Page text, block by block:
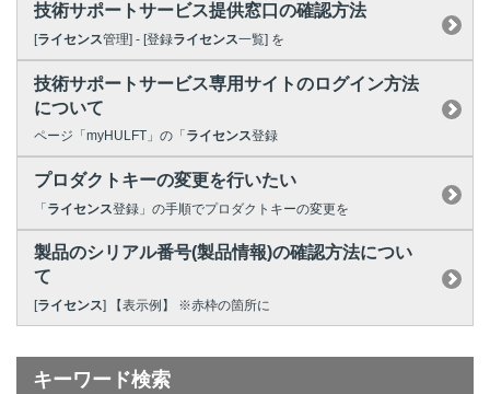
技術サポートサービス提供窓口の確認方法
[ライセンス管理] - [登録ライセンス一覧] を
技術サポートサービス専用サイトのログイン方法
について
ページ「myHULFT」の「 ライセンス登録
プロダクトキーの変更を行いたい
「ライセンス登録」の手順でプロダクトキーの変更を
製品のシリアル番号(製品情報)の確認方法につい
て
[ライセンス] 【表示例】 ※赤枠の箇所に
キーワード検索